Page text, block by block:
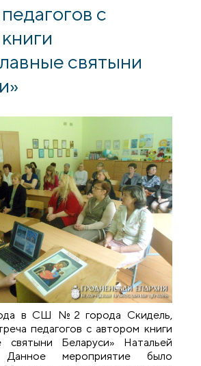
с
святыни
в СШ №2 города Скидель,
педагогов с автором книги
святыни Беларуси» Натальей
Данное мероприятие было